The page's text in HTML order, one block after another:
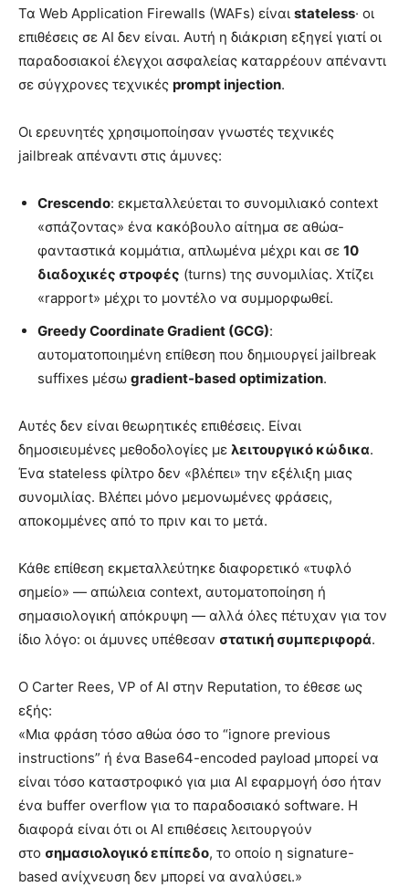
Τα Web Application Firewalls (WAFs) είναι stateless· οι
επιθέσεις σε AI δεν είναι. Αυτή η διάκριση εξηγεί γιατί οι
παραδοσιακοί έλεγχοι ασφαλείας καταρρέουν απέναντι
σε σύγχρονες τεχνικές prompt injection.
Οι ερευνητές χρησιμοποίησαν γνωστές τεχνικές
jailbreak απέναντι στις άμυνες:
Crescendo: εκμεταλλεύεται το συνομιλιακό context
«σπάζοντας» ένα κακόβουλο αίτημα σε αθώα-
φανταστικά κομμάτια, απλωμένα μέχρι και σε 10
διαδοχικές στροφές (turns) της συνομιλίας. Χτίζει
«rapport» μέχρι το μοντέλο να συμμορφωθεί.
Greedy Coordinate Gradient (GCG):
αυτοματοποιημένη επίθεση που δημιουργεί jailbreak
suffixes μέσω gradient-based optimization.
Αυτές δεν είναι θεωρητικές επιθέσεις. Είναι
δημοσιευμένες μεθοδολογίες με λειτουργικό κώδικα.
Ένα stateless φίλτρο δεν «βλέπει» την εξέλιξη μιας
συνομιλίας. Βλέπει μόνο μεμονωμένες φράσεις,
αποκομμένες από το πριν και το μετά.
Κάθε επίθεση εκμεταλλεύτηκε διαφορετικό «τυφλό
σημείο» — απώλεια context, αυτοματοποίηση ή
σημασιολογική απόκρυψη — αλλά όλες πέτυχαν για τον
ίδιο λόγο: οι άμυνες υπέθεσαν στατική συμπεριφορά.
Ο Carter Rees, VP of AI στην Reputation, το έθεσε ως
εξής:
«Μια φράση τόσο αθώα όσο το “ignore previous
instructions” ή ένα Base64-encoded payload μπορεί να
είναι τόσο καταστροφικό για μια AI εφαρμογή όσο ήταν
ένα buffer overflow για το παραδοσιακό software. Η
διαφορά είναι ότι οι AI επιθέσεις λειτουργούν
στο σημασιολογικό επίπεδο, το οποίο η signature-
based ανίχνευση δεν μπορεί να αναλύσει.»